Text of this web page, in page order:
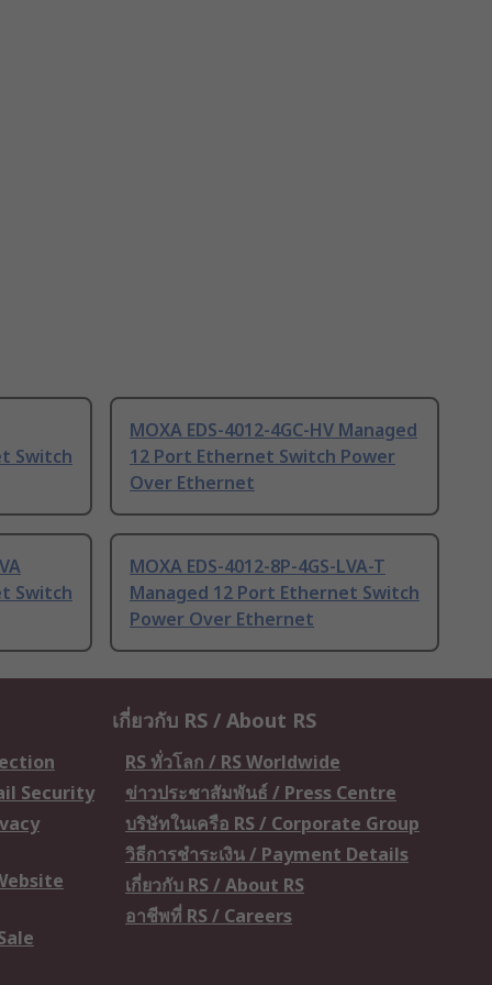
Switch
MOXA EDS-4012-4GC-HV Managed
12 Port Ethernet Switch Power
Over Ethernet
Switch
MOXA EDS-4012-8P-4GS-LVA-T
Managed 12 Port Ethernet Switch
Power Over Ethernet
Security
เกี่ยวกับ RS / About RS
RS ทั่วโลก / RS Worldwide
ข่าวประชาสัมพันธ์ / Press Centre
บริษัทในเครือ RS / Corporate Group
วิธีการชำระเงิน / Payment Details
เกี่ยวกับ RS / About RS
อาชีพที่ RS / Careers